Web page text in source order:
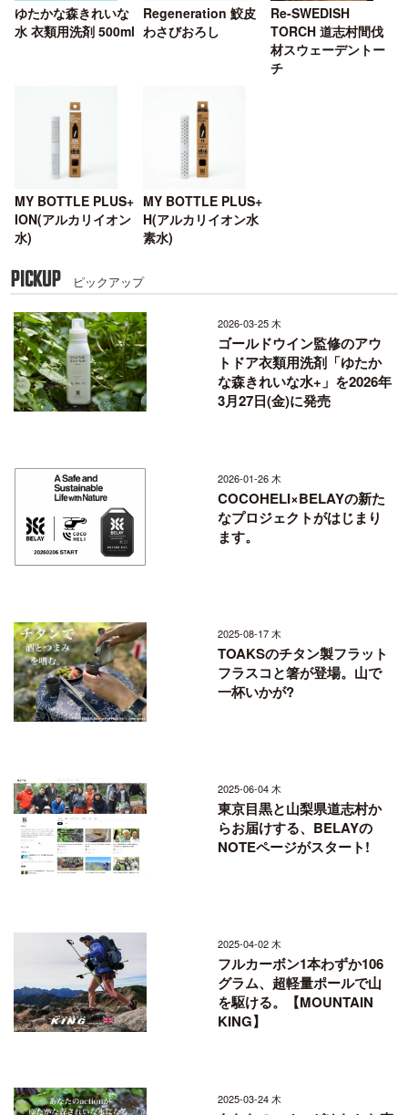
ゆたかな森きれいな
水 衣類用洗剤 500ml
Regeneration 鮫皮
わさびおろし
Re-SWEDISH
TORCH 道志村間伐
材スウェーデントー
チ
MY BOTTLE PLUS+
ION(アルカリイオン
水)
MY BOTTLE PLUS+
H(アルカリイオン水
素水)
PICKUP ピックアップ
2026-03-25 木
ゴールドウイン監修のアウ
トドア衣類用洗剤「ゆたか
な森きれいな水+」を2026年
3月27日(金)に発売
2026-01-26 木
COCOHELI×BELAYの新た
なプロジェクトがはじまり
ます。
2025-08-17 木
TOAKSのチタン製フラット
フラスコと箸が登場。山で
一杯いかが?
2025-06-04 木
東京目黒と山梨県道志村か
らお届けする、BELAYの
NOTEページがスタート!
2025-04-02 木
フルカーボン1本わずか106
グラム、超軽量ポールで山
を駆ける。【MOUNTAIN
KING】
2025-03-24 木